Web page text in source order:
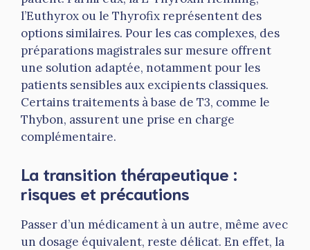
l’Euthyrox ou le Thyrofix représentent des
options similaires. Pour les cas complexes, des
préparations magistrales sur mesure offrent
une solution adaptée, notamment pour les
patients sensibles aux excipients classiques.
Certains traitements à base de T3, comme le
Thybon, assurent une prise en charge
complémentaire.
La transition thérapeutique :
risques et précautions
Passer d’un médicament à un autre, même avec
un dosage équivalent, reste délicat. En effet, la